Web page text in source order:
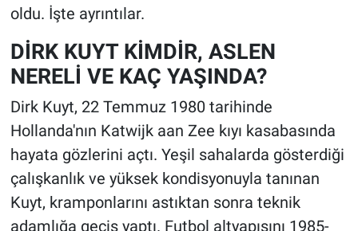
oldu. İşte ayrıntılar.
DİRK KUYT KİMDİR, ASLEN
NERELİ VE KAÇ YAŞINDA?
Dirk Kuyt, 22 Temmuz 1980 tarihinde
Hollanda'nın Katwijk aan Zee kıyı kasabasında
hayata gözlerini açtı. Yeşil sahalarda gösterdiği
çalışkanlık ve yüksek kondisyonuyla tanınan
Kuyt, kramponlarını astıktan sonra teknik
adamlığa geçiş yaptı. Futbol altyapısını 1985-